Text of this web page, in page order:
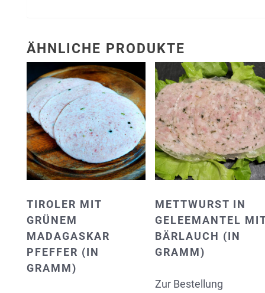
ÄHNLICHE PRODUKTE
TIROLER MIT
GRÜNEM
MADAGASKAR
PFEFFER (IN
GRAMM)
METTWURST IN
GELEEMANTEL
BÄRLAUCH (IN
GRAMM)
Zur Bestellung